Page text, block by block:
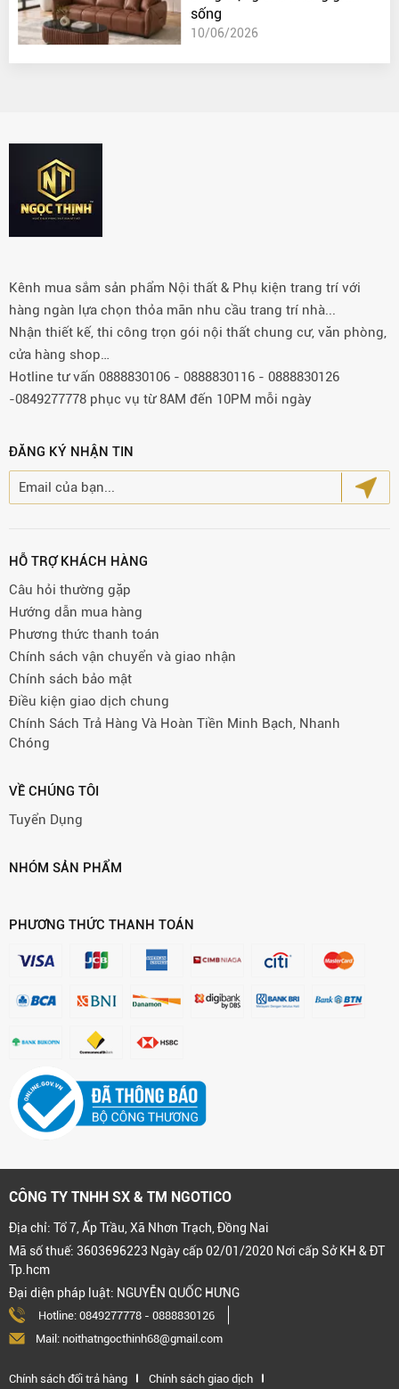
sống
10/06/2026
Kênh mua sắm sản phẩm Nội thất & Phụ kiện trang trí với
hàng ngàn lựa chọn thỏa mãn nhu cầu trang trí nhà...
Nhận thiết kế, thi công trọn gói nội thất chung cư, văn phòng,
cửa hàng shop…
Hotline tư vấn 0888830106 - 0888830116 - 0888830126
-0849277778 phục vụ từ 8AM đến 10PM mỗi ngày
ĐĂNG KÝ NHẬN TIN
HỖ TRỢ KHÁCH HÀNG
Câu hỏi thường gặp
Hướng dẫn mua hàng
Phương thức thanh toán
Chính sách vận chuyển và giao nhận
Chính sách bảo mật
Điều kiện giao dịch chung
Chính Sách Trả Hàng Và Hoàn Tiền Minh Bạch, Nhanh
Chóng
VỀ CHÚNG TÔI
Tuyển Dụng
NHÓM SẢN PHẨM
PHƯƠNG THỨC THANH TOÁN
CÔNG TY TNHH SX & TM NGOTICO
Địa chỉ: Tổ 7, Ấp Trầu, Xã Nhơn Trạch, Đồng Nai
Mã số thuế: 3603696223 Ngày cấp 02/01/2020 Nơi cấp Sở KH & ĐT
Tp.hcm
Đại diện pháp luật: NGUYỄN QUỐC HƯNG
Hotline: 0849277778 - 0888830126
Mail: noithatngocthinh68@gmail.com
Chính sách đổi trả hàng Chính sách giao dịch